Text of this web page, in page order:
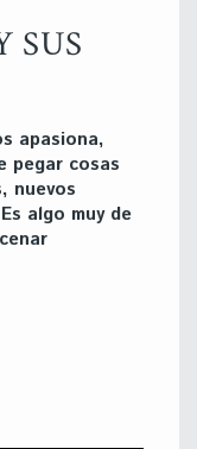
SUS
apasiona,
pegar cosas
nuevos
algo muy de